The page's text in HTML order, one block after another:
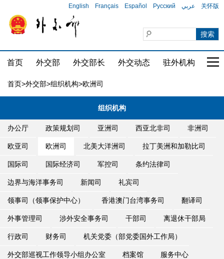
English Français Español Русский عربي 关怀版
首页 外交部 外交部长 外交动态 驻外机构 国
首页>外交部>组织机构>欧洲司
组织机构
办公厅 政策规划司 亚洲司 西亚北非司 非洲司
欧亚司 欧洲司 北美大洋洲司 拉丁美洲和加勒比司
国际司 国际经济司 军控司 条约法律司
边界与海洋事务司 新闻司 礼宾司
领事司（领事保护中心） 香港澳门台湾事务司 翻译司
外事管理司 涉外安全事务司 干部司 离退休干部局
行政司 财务司 机关党委（部党委国外工作局）
外交部巡视工作领导小组办公室 档案馆 服务中心